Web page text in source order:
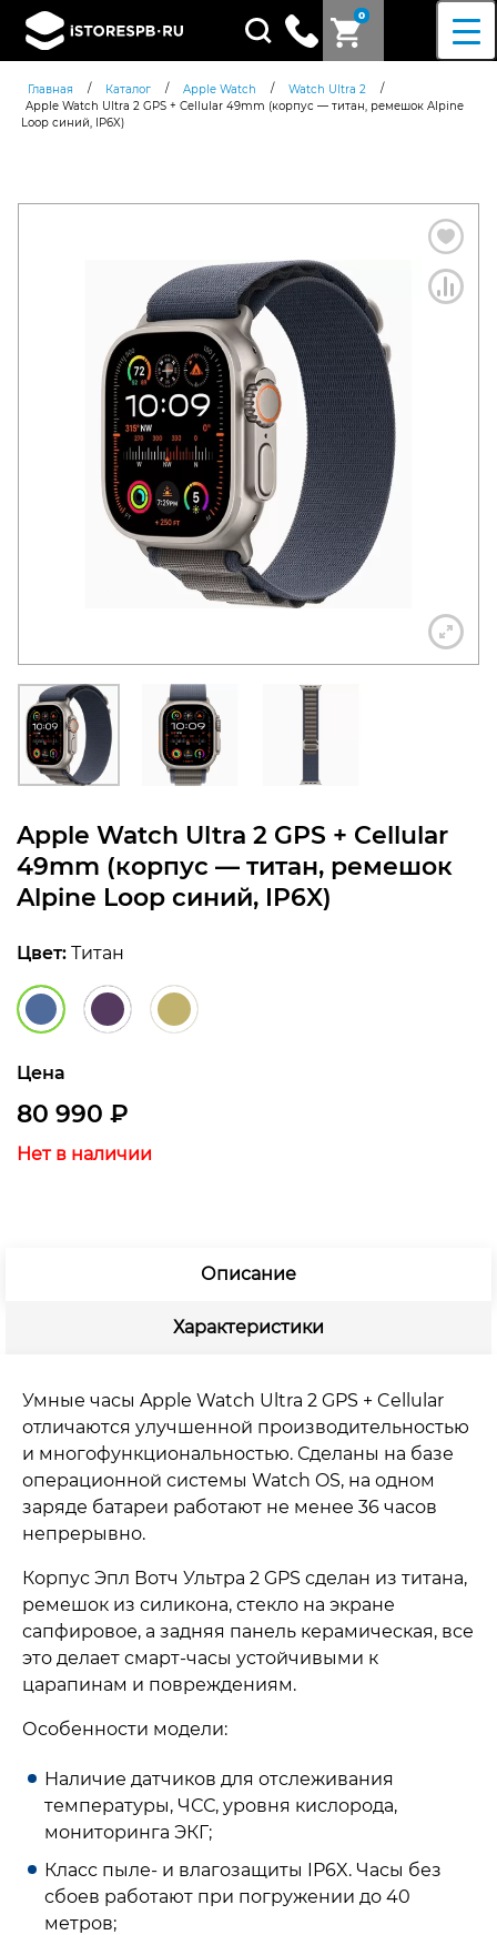
0
Поиск
товаров
Главная / Каталог / Apple Watch / Watch Ultra 2
/
Apple Watch Ultra 2 GPS + Cellular 49mm (корпус — титан, ремешок Alpine
Loop синий, IP6X)
Apple Watch Ultra 2 GPS + Cellular
49mm (корпус — титан, ремешок
Alpine Loop синий, IP6X)
Цвет: Титан
Цена
80 990 ₽
Нет в наличии
Описание
Характеристики
Умные часы Apple Watch Ultra 2 GPS + Cellular
отличаются улучшенной производительностью
и многофункциональностью. Сделаны на базе
операционной системы Watch OS, на одном
заряде батареи работают не менее 36 часов
непрерывно.
Корпус Эпл Вотч Ультра 2 GPS сделан из титана,
ремешок из силикона, стекло на экране
сапфировое, а задняя панель керамическая, все
это делает смарт-часы устойчивыми к
царапинам и повреждениям.
Особенности модели:
Наличие датчиков для отслеживания
температуры, ЧСС, уровня кислорода,
мониторинга ЭКГ;
Класс пыле- и влагозащиты IP6X. Часы без
сбоев работают при погружении до 40
метров;
Согласен cполитикой
конфиденциальности
+7 812 318-40-14
(c 10:00 до 21:00, без
выходных)